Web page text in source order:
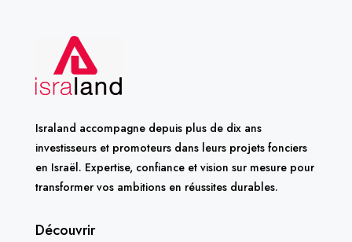
Israland accompagne depuis plus de dix ans
investisseurs et promoteurs dans leurs projets fonciers
en Israël. Expertise, confiance et vision sur mesure pour
transformer vos ambitions en réussites durables.
Découvrir